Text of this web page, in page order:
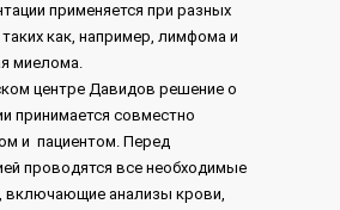
применяется при разных
как, например, лимфома и
миелома.
центре Давидов решение о
принимается совместно
и пациентом. Перед
проводятся все необходимые
включающие анализы крови,